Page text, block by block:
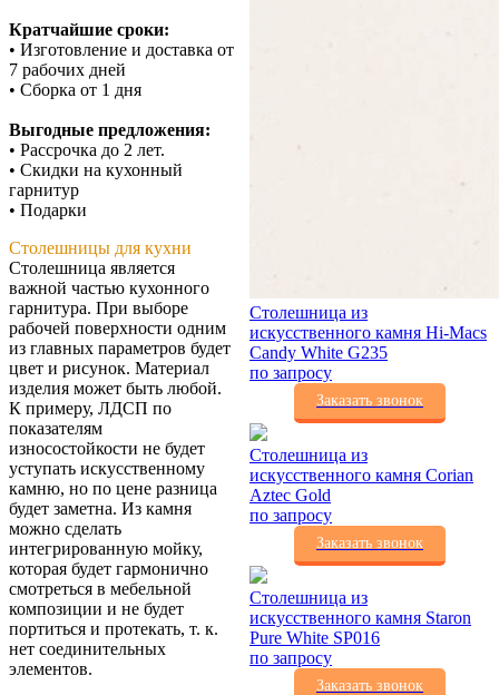
Кратчайшие сроки:
• Изготовление и доставка от
7 рабочих дней
• Сборка от 1 дня
Выгодные предложения:
• Рассрочка до 2 лет.
• Скидки на кухонный
гарнитур
• Подарки
Столешницы для кухни
Столешница является
важной частью кухонного
гарнитура. При выборе
рабочей поверхности одним
из главных параметров будет
цвет и рисунок. Материал
изделия может быть любой.
К примеру, ЛДСП по
показателям
износостойкости не будет
уступать искусственному
камню, но по цене разница
будет заметна. Из камня
можно сделать
интегрированную мойку,
которая будет гармонично
смотреться в мебельной
композиции и не будет
портиться и протекать, т. к.
нет соединительных
элементов.
Столешница из
искусственного камня Hi-Macs
Candy White G235
по запросу
Заказать звонок
Столешница из
искусственного камня Corian
Aztec Gold
по запросу
Заказать звонок
Столешница из
искусственного камня Staron
Pure White SP016
по запросу
Заказать звонок